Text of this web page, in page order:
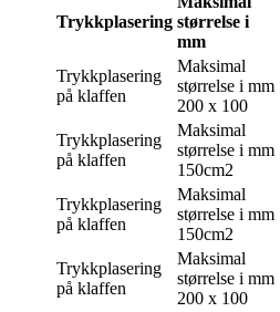
Trykkplasering størrelse i
mm
Trykkplasering
på klaffen
Maksimal
størrelse i mm
200 x 100
Trykkplasering
på klaffen
Maksimal
størrelse i mm
150cm2
Trykkplasering
på klaffen
Maksimal
størrelse i mm
150cm2
Trykkplasering
på klaffen
Maksimal
størrelse i mm
200 x 100